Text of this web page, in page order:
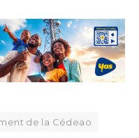
de la Cédeao